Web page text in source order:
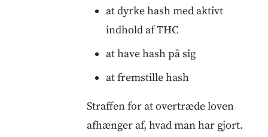
at dyrke hash med aktivt
indhold af THC
at have hash på sig
at fremstille hash
Straffen for at overtræde loven
afhænger af, hvad man har gjort.